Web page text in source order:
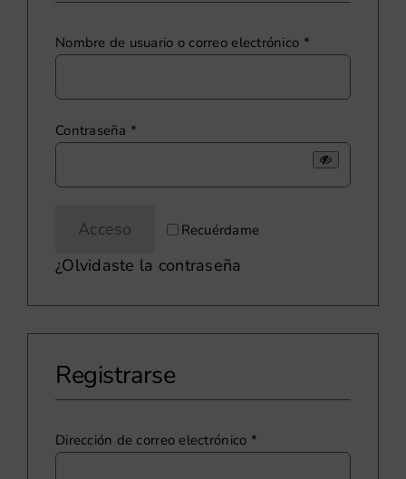
Nombre de usuario o correo electrónico *Obligatorio
Contraseña *
Recuérdame
Acceso
¿Olvidaste la contraseña
Registrarse
Dirección de correo electrónico *Obligatorio